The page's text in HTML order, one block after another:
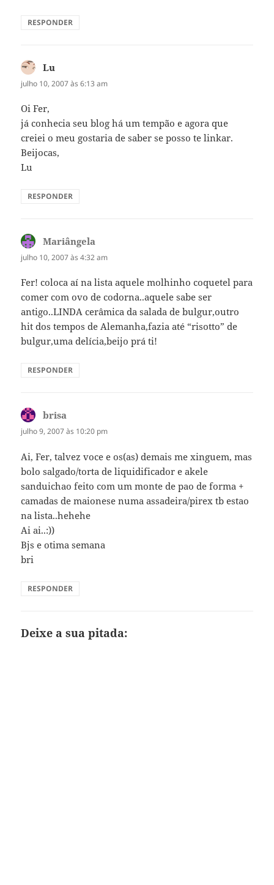
RESPONDER
Lu
julho 10, 2007 às 6:13 am
Oi Fer,
já conhecia seu blog há um tempão e agora que
creiei o meu gostaria de saber se posso te linkar.
Beijocas,
Lu
RESPONDER
Mariângela
julho 10, 2007 às 4:32 am
Fer! coloca aí na lista aquele molhinho coquetel para
comer com ovo de codorna..aquele sabe ser
antigo..LINDA cerâmica da salada de bulgur,outro
hit dos tempos de Alemanha,fazia até “risotto” de
bulgur,uma delícia,beijo prá ti!
RESPONDER
brisa
julho 9, 2007 às 10:20 pm
Ai, Fer, talvez voce e os(as) demais me xinguem, mas
bolo salgado/torta de liquidificador e akele
sanduichao feito com um monte de pao de forma +
camadas de maionese numa assadeira/pirex tb estao
na lista..hehehe
Ai ai..:))
Bjs e otima semana
bri
RESPONDER
Deixe a sua pitada: